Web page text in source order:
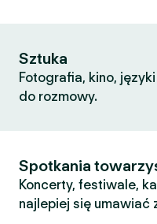
Sztuka
Fotografia, kino,
do rozmowy.
Spotkania
Koncerty, festiwale,
najlepiej się umawiać